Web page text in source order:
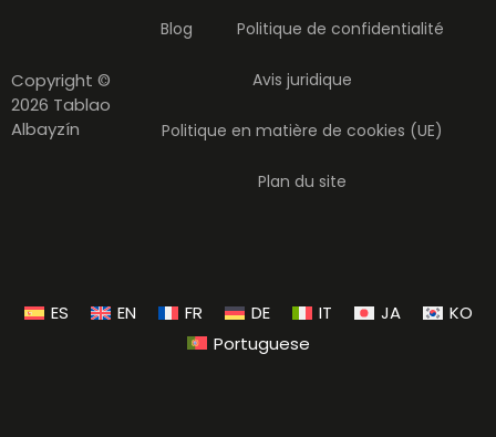
Copyright ©
2026 Tablao
Albayzín
Blog Politique de confidentialité
Avis juridique
Politique en matière de cookies (UE)
Plan du site
ES EN FR DE IT JA
KO
Portuguese